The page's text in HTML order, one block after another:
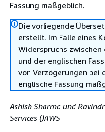
Fassung maßgeblich.
Die vorliegende
erstellt. Im Falle eines
Widerspruchs
und der englischen
von Verzögerungen bei
englische Fassung
Ashish Sharma und
Services ()AWS